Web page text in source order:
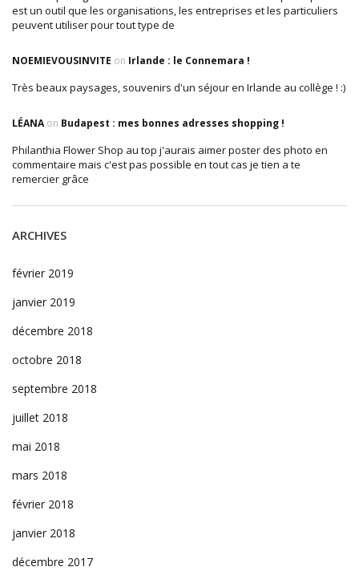
est un outil que les organisations, les entreprises et les particuliers
peuvent utiliser pour tout type de
NOEMIEVOUSINVITE on Irlande : le Connemara !
Très beaux paysages, souvenirs d'un séjour en Irlande au collège ! :)
LÉANAon Budapest : mes bonnes adresses shopping !
Philanthia Flower Shop au top j'aurais aimer poster des photo en
commentaire mais c'est pas possible en tout cas je tien a te
remercier grâce
ARCHIVES
février 2019
janvier 2019
décembre 2018
octobre 2018
septembre 2018
juillet 2018
mai 2018
mars 2018
février 2018
janvier 2018
décembre 2017